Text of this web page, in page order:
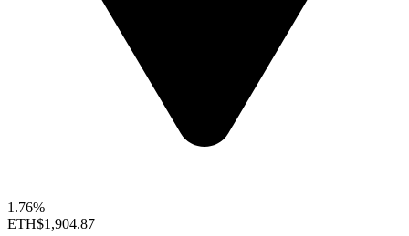
1.76%
ETH$1,904.87